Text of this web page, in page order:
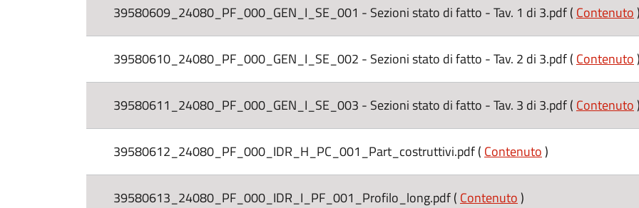
39580609_24080_PF_000_GEN_I_SE_001 - Sezioni stato di fatto - Tav. 1 di 3.pdf ( Contenuto)
39580610_24080_PF_000_GEN_I_SE_002 - Sezioni stato di fatto - Tav. 2 di 3.pdf ( Contenuto)
39580611_24080_PF_000_GEN_I_SE_003 - Sezioni stato di fatto - Tav. 3 di 3.pdf ( Contenuto)
39580612_24080_PF_000_IDR_H_PC_001_Part_costruttivi.pdf ( Contenuto)
39580613_24080_PF_000_IDR_I_PF_001_Profilo_long.pdf ( Contenuto)